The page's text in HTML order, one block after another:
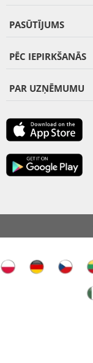
PASŪTĪJUMS
PĒC IEPIRKŠANĀS
PAR UZŅĒMUMU